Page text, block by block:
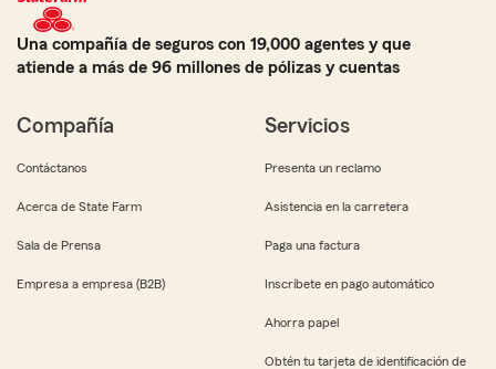
Una compañía de seguros con 19,000 agentes y que
atiende a más de 96 millones de pólizas y cuentas
Compañía
Contáctanos
Acerca de State Farm
Sala de Prensa
Empresa a empresa (B2B)
Servicios
Presenta un reclamo
Asistencia en la carretera
Paga una factura
Inscríbete en pago automático
Ahorra papel
Obtén tu tarjeta de identificación de